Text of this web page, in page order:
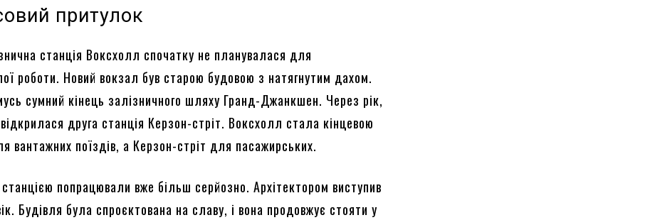
притулок
станція Воксхолл спочатку не планувалася для
роботи. Новий вокзал був старою будовою з натягнутим дахом.
сумний кінець залізничного шляху Гранд-Джанкшен. Через рік,
друга станція Керзон-стріт. Воксхолл стала кінцевою
вантажних поїздів, а Керзон-стріт для пасажирських.
попрацювали вже більш серйозно. Архітектором виступив
Будівля була спроєктована на славу, і вона продовжує стояти у